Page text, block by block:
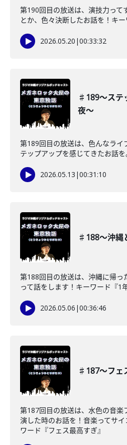
第190回目の放送は、演技力って
とか、色々決断したお話を！キー
2026.05.20 |00:33:32
♯189〜ステ
夜〜
第189回目の放送は、色んなライ
テップアップを感じてきたお話を
2026.05.13 |00:31:10
♯188〜沖縄
第188回目の放送は、沖縄に帰っ
って話をします！キーワード『1
2026.05.06 |00:36:46
♯187〜フェ
第187回目の放送は、水色の音楽
演した時のお話を！音楽ってサ
ワード『フェス最高すぎ』